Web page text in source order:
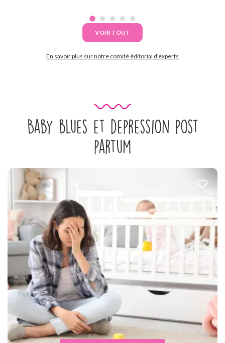
VOIR TOUT
En savoir plus sur notre comité éditorial d'experts
Baby blues et depression post
partum